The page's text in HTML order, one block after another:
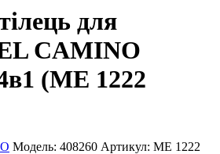
для
CAMINO
(ME 1222
Модель: 408260 Артикул: ME 1222